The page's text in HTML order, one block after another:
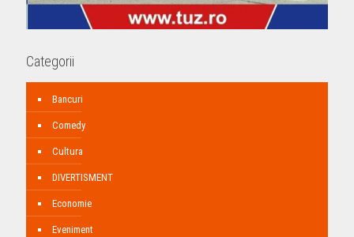
Categorii
Bancuri
Comedy
Cultura
DIVERTISMENT
Economie
Eveniment